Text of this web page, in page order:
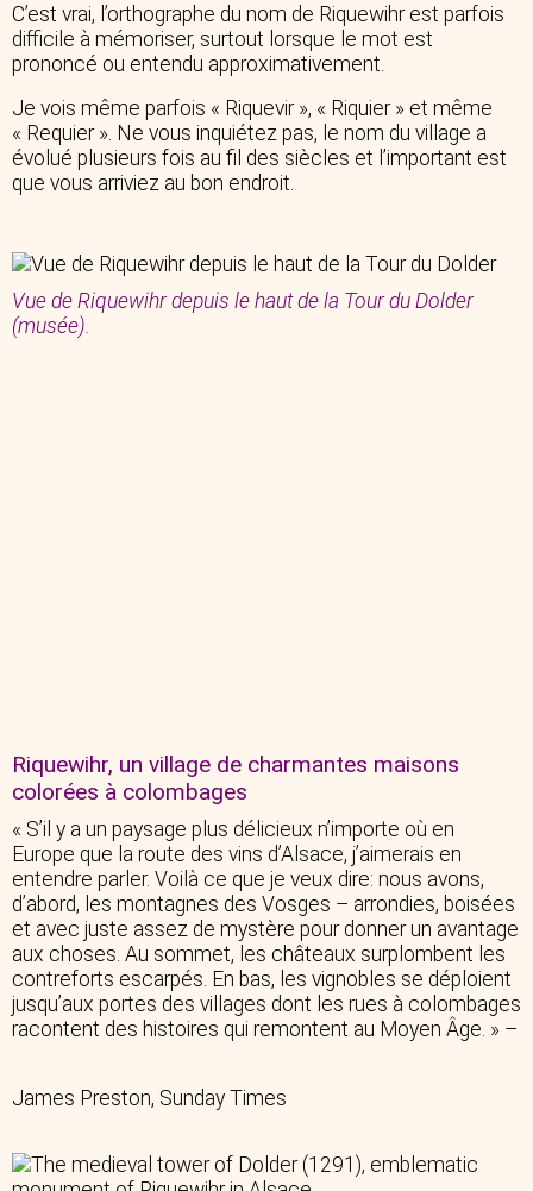
C’est vrai, l’orthographe du nom de Riquewihr est parfois
difficile à mémoriser, surtout lorsque le mot est
prononcé ou entendu approximativement.
Je vois même parfois « Riquevir », « Riquier » et même
« Requier ». Ne vous inquiétez pas, le nom du village a
évolué plusieurs fois au fil des siècles et l’important est
que vous arriviez au bon endroit.
Vue de Riquewihr depuis le haut de la Tour du Dolder
(musée).
Riquewihr, un village de charmantes maisons
colorées à colombages
« S’il y a un paysage plus délicieux n’importe où en
Europe que la route des vins d’Alsace, j’aimerais en
entendre parler. Voilà ce que je veux dire: nous avons,
d’abord, les montagnes des Vosges – arrondies, boisées
et avec juste assez de mystère pour donner un avantage
aux choses. Au sommet, les châteaux surplombent les
contreforts escarpés. En bas, les vignobles se déploient
jusqu’aux portes des villages dont les rues à colombages
racontent des histoires qui remontent au Moyen Âge. » –
James Preston, Sunday Times